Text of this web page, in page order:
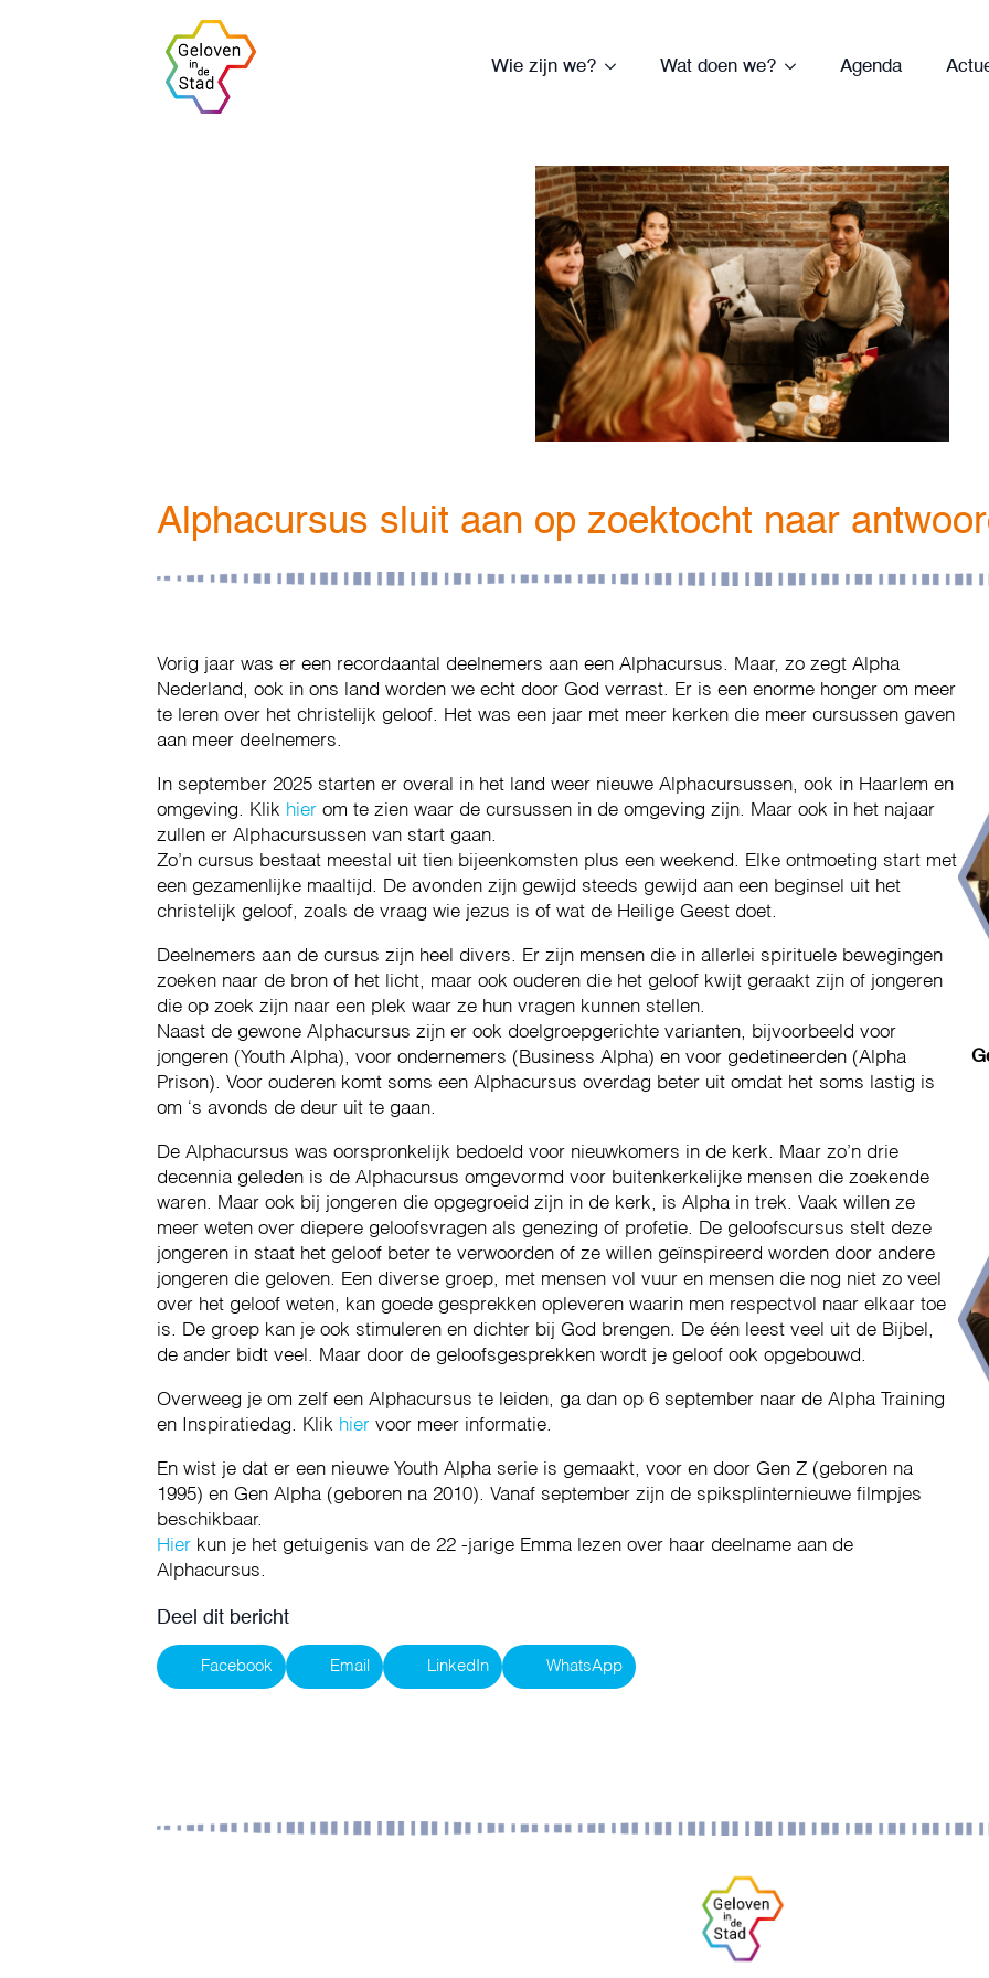
Wie zijn we? Wat doen we? Agenda
Alphacursus sluit aan op zoektocht naar
Vorig jaar was er een recordaantal deelnemers aan een Alphacursus. Maar, zo zegt Alpha
Nederland, ook in ons land worden we echt door God verrast. Er is een enorme honger om meer
te leren over het christelijk geloof. Het was een jaar met meer kerken die meer cursussen gaven
aan meer deelnemers.
In september 2025 starten er overal in het land weer nieuwe Alphacursussen, ook in Haarlem en
omgeving. Klik hier om te zien waar de cursussen in de omgeving zijn. Maar ook in het najaar
zullen er Alphacursussen van start gaan.
Zo’n cursus bestaat meestal uit tien bijeenkomsten plus een weekend. Elke ontmoeting start met
een gezamenlijke maaltijd. De avonden zijn gewijd steeds gewijd aan een beginsel uit het
christelijk geloof, zoals de vraag wie jezus is of wat de Heilige Geest doet.
Deelnemers aan de cursus zijn heel divers. Er zijn mensen die in allerlei spirituele bewegingen
zoeken naar de bron of het licht, maar ook ouderen die het geloof kwijt geraakt zijn of jongeren
die op zoek zijn naar een plek waar ze hun vragen kunnen stellen.
Naast de gewone Alphacursus zijn er ook doelgroepgerichte varianten, bijvoorbeeld voor
jongeren (Youth Alpha), voor ondernemers (Business Alpha) en voor gedetineerden (Alpha
Prison). Voor ouderen komt soms een Alphacursus overdag beter uit omdat het soms lastig is
om ‘s avonds de deur uit te gaan.
De Alphacursus was oorspronkelijk bedoeld voor nieuwkomers in de kerk. Maar zo’n drie
decennia geleden is de Alphacursus omgevormd voor buitenkerkelijke mensen die zoekende
waren. Maar ook bij jongeren die opgegroeid zijn in de kerk, is Alpha in trek. Vaak willen ze
meer weten over diepere geloofsvragen als genezing of profetie. De geloofscursus stelt deze
jongeren in staat het geloof beter te verwoorden of ze willen geïnspireerd worden door andere
jongeren die geloven. Een diverse groep, met mensen vol vuur en mensen die nog niet zo veel
over het geloof weten, kan goede gesprekken opleveren waarin men respectvol naar elkaar toe
is. De groep kan je ook stimuleren en dichter bij God brengen. De één leest veel uit de Bijbel,
de ander bidt veel. Maar door de geloofsgesprekken wordt je geloof ook opgebouwd.
Overweeg je om zelf een Alphacursus te leiden, ga dan op 6 september naar de Alpha Training
en Inspiratiedag. Klik hier voor meer informatie.
En wist je dat er een nieuwe Youth Alpha serie is gemaakt, voor en door Gen Z (geboren na
1995) en Gen Alpha (geboren na 2010). Vanaf september zijn de spiksplinternieuwe filmpjes
beschikbaar.
Hier kun je het getuigenis van de 22 -jarige Emma lezen over haar deelname aan de
Alphacursus.
Deel dit bericht
Facebook Email LinkedIn WhatsApp